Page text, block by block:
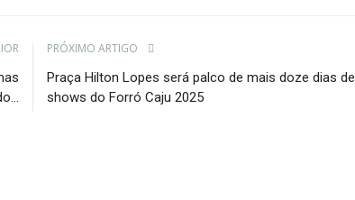
PRÓXIMO ARTIGO
Praça Hilton Lopes será palco de mais doze dias de
shows do Forró Caju 2025